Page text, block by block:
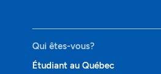
Qui êtes-vous?
Étudiant au Québec